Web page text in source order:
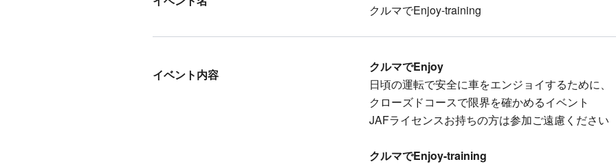
クルマでEnjoy-training
イベント内容
クルマでEnjoy
日頃の運転で安全に車をエンジョイするために、
クローズドコースで限界を確かめるイベント
JAFライセンスお持ちの方は参加ご遠慮ください
クルマでEnjoy-training